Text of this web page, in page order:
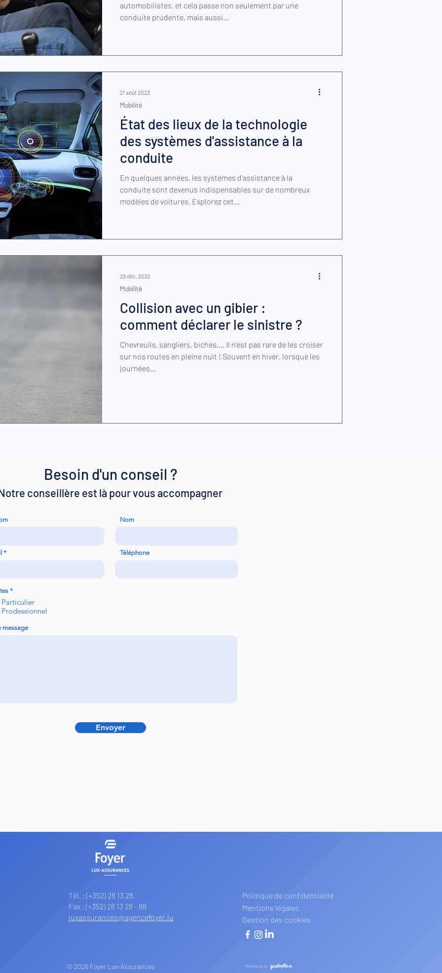
automobilistes, et cela passe non seulement par une
conduite prudente, mais aussi...
État des lieux de la technologie
des systèmes d'assistance à la
conduite
En quelques années, les systèmes d'assistance à la
conduite sont devenus indispensables sur de nombreux
modèles de voitures. Explorez cet...
Mobilité
21 août 2023
Collision avec un gibier :
comment déclarer le sinistre ?
Chevreuils, sangliers, biches,… Il n’est pas rare de les croiser
sur nos routes en pleine nuit ! Souvent en hiver, lorsque les
journées...
Mobilité
29 déc. 2022
Besoin d'un conseil ?
conseillère est là pour vous accompagner
Nom
Téléphone
*
Particulier
Prodessionnel
message
Envoyer
Tél. : (+352) 28 13 28
Fax : (+352) 28 13 28 - 88
luxassurances@agencefoyer.lu
Politique de confidentialité
Mentions légales
Gestion des cookies
© 2026 Foyer Lux-Assurances Webdesign by quitoften